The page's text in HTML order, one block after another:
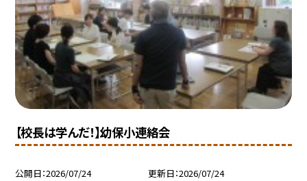
【校長は学んだ！】幼保小連絡会
公開日 2026/07/24 更新日 2026/07/24